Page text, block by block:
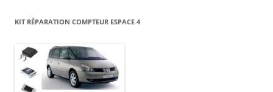
KIT RÉPARATION COMPTEUR ESPACE 4